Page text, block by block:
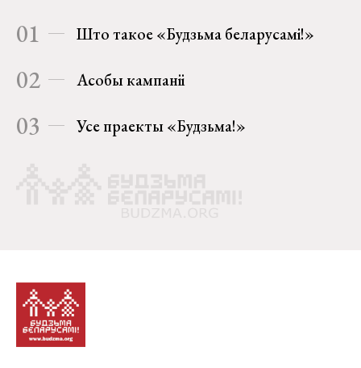
01 Што такое «Будзьма беларусамі!»
02 Асобы кампаніі
03 Усе праекты «Будзьма!»